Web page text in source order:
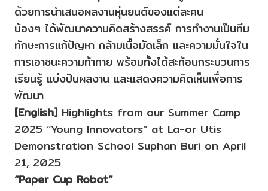
ด้วยการนำเสนอผลงานหุ่นยนต์ของแต่ละคน
น้องๆ ได้พัฒนาความคิดสร้างสรรค์ การทำงานเป็นทีม
ทักษะการแก้ปัญหา กล้ามเนื้อมัดเล็ก และความมั่นใจใน
การเอาชนะความท้าทาย พร้อมทั้งได้สะท้อนกระบวนการ
เรียนรู้ แบ่งปันผลงาน และแสดงความคิดเห็นเพื่อการ
พัฒนา
[English] Highlights from our Summer Camp
2025 “Young Innovators” at La-or Utis
Demonstration School Suphan Buri on April
21, 2025
“Paper Cup Robot”